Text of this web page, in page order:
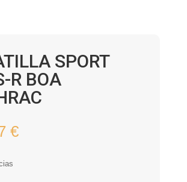
SPORT
R BOA
€